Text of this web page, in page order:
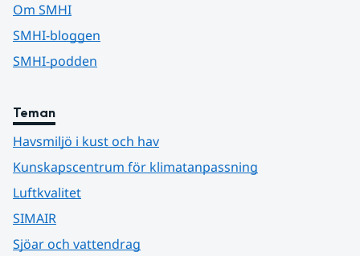
Om SMHI
SMHI-bloggen
SMHI-podden
Teman
Havsmiljö i kust och hav
Kunskapscentrum för klimatanpassning
Luftkvalitet
SIMAIR
Sjöar och vattendrag